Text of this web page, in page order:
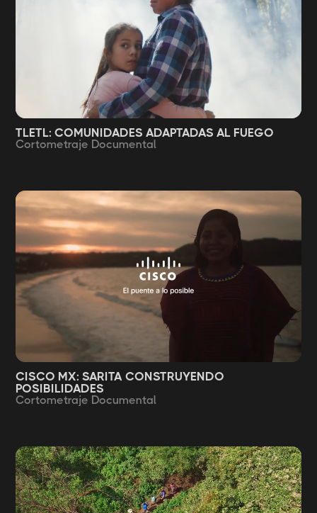
TLETL: COMUNIDADES ADAPTADAS AL FUEGO
Cortometraje Documental
CISCO MX: SARITA CONSTRUYENDO
POSIBILIDADES
Cortometraje Documental